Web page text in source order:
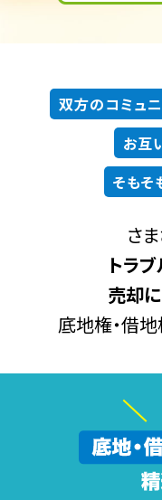
双方のコミュ
お互
そも
さ
トラ
売却
底地権・借